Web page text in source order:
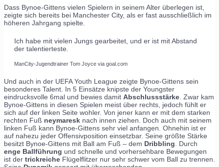
Dass Bynoe-Gittens vielen Spielern in seinem Alter überlegen ist,
zeigte sich bereits bei Manchester City, als er fast ausschließlich im
höheren Jahrgang spielte.
Ich habe mit vielen Jungs gearbeitet, und er ist mit Abstand
der talentierteste.
ManCity-Jugendtrainer Tom Joyce via goal.com
Und auch in der UEFA Youth League zeigte Bynoe-Gittens sein
besonderes Talent. In 5 Einsätze knipste der Youngster
eindrucksvolle 6mal und bewies damit Abschlussstärke . Zwar kam
Bynoe-Gittens in diesen Spielen meist über rechts, jedoch fühlt er
sich auf der linken Seite wohler. Von jener kann er mit dem starken
rechten Fuß neymaresk nach innen ziehen. Doch auch mit seinem
linken Fuß kann Bynoe-Gittens sehr viel anfangen. Ohnehin ist er
auf nahezu jeder Offensivposition einsetzbar. Seine größte Stärke
besitzt Bynoe-Gittens mit Ball am Fuß – dem Dribbling . Durch
enge Ballführung und schnelle und vorhersehbare Bewegungen
ist der trickreiche Flügelflitzer nur sehr schwer vom Ball zu trennen.